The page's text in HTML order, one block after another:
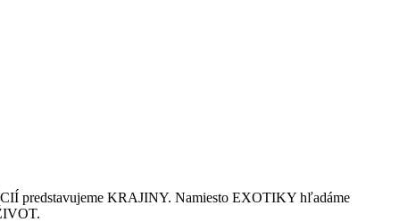
predstavujeme KRAJINY. Namiesto EXOTIKY hľadáme